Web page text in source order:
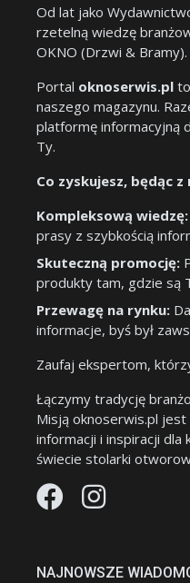
Od lat jako
rzetelną wiedzę
OKNO (Drzwi &
Portal oknoserwis.pl
naszego magazynu.
platformę informacyjną
Ty.
Co zyskujesz, będąc z
Kompleksową wiedzę:
prasy z szybkością
Skuteczną promocję:
produkty tam, gdzie są
Przewagę na rynku:
informacje, byś był
Zaufaj ekspertom,
Łączymy tradycję
Misją oknoserwis.pl
informacji i inspiracji
świecie stolarki
NAJNOWSZE